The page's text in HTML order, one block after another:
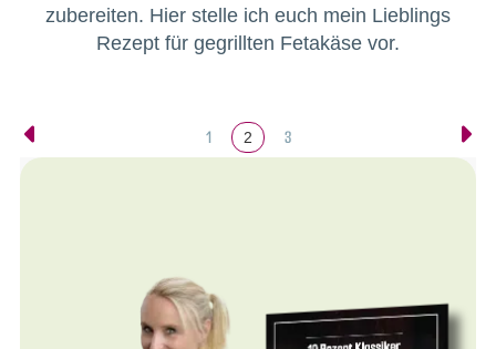
zubereiten. Hier stelle ich euch mein Lieblings
Rezept für gegrillten Fetakäse vor.
1 2 3